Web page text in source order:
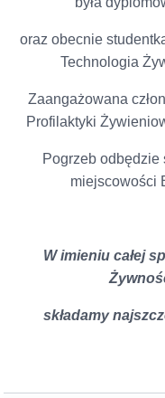
oraz obecnie
Technologia
Zaangażowana
Profilaktyki
Pogrzeb odbędzie
miejscowości
W imieniu całej
składamy